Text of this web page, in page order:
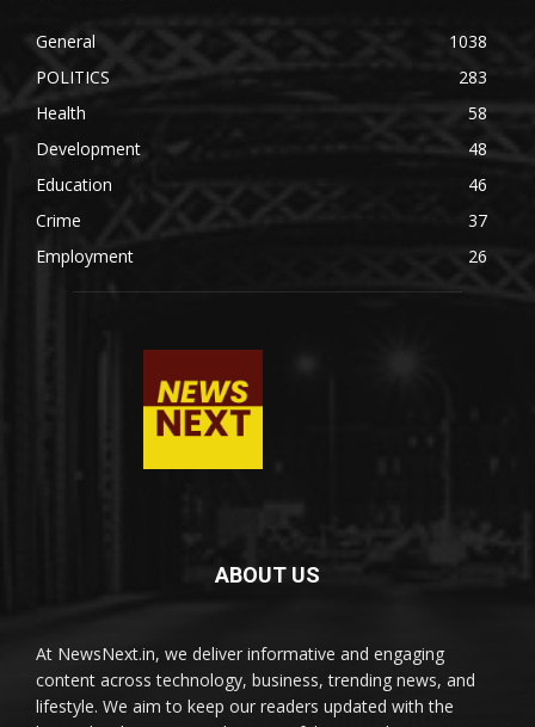
General
1038
POLITICS
283
Health
58
Development
48
Education
46
Crime
37
Employment
26
ABOUT US
At NewsNext.in, we deliver informative and engaging
content across technology, business, trending news, and
lifestyle. We aim to keep our readers updated with the